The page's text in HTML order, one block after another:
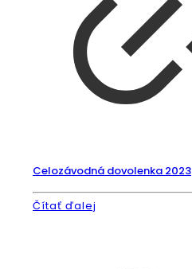
Celozávodná dovolenka 2023
Čítať ďalej